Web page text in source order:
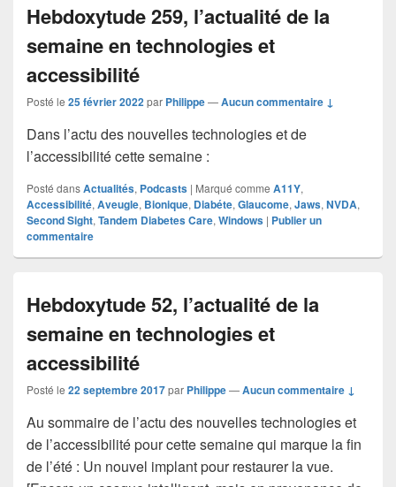
Hebdoxytude 259, l’actualité de la
semaine en technologies et
accessibilité
Posté le 25 février 2022 par Philippe—Aucun commentaire ↓
Dans l’actu des nouvelles technologies et de
l’accessibilité cette semaine :
Posté dansActualités, Podcasts | Marqué comme A11Y,
Accessibilité, Aveugle, Bionique, Diabéte, Glaucome, Jaws, NVDA,
Second Sight, Tandem Diabetes Care, Windows | Publier un
commentaire
Hebdoxytude 52, l’actualité de la
semaine en technologies et
accessibilité
Posté le 22 septembre 2017par Philippe—Aucun commentaire ↓
Au sommaire de l’actu des nouvelles technologies et
de l’accessibilité pour cette semaine qui marque la fin
de l’été : Un nouvel implant pour restaurer la vue.